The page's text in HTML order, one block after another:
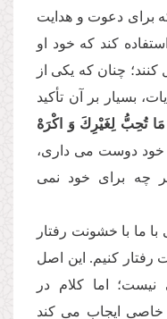
براى دعوت و هدایت
كند كه خود او
كنند؛ چنان كه یكى از
بسیار بر آن تأكید
تُحِبُّ لِغَیْرِكَ وَ اكْرَهْ
خود دوست مى دارى،
چه براى خود نمى
ما با خشونت رفتار
رفتار كنیم. این اصل
اما كلام در
خاصى ایجاب مى كند